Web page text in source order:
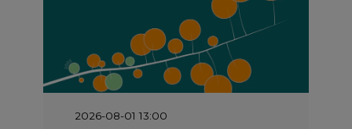
2026-08-01 13:00